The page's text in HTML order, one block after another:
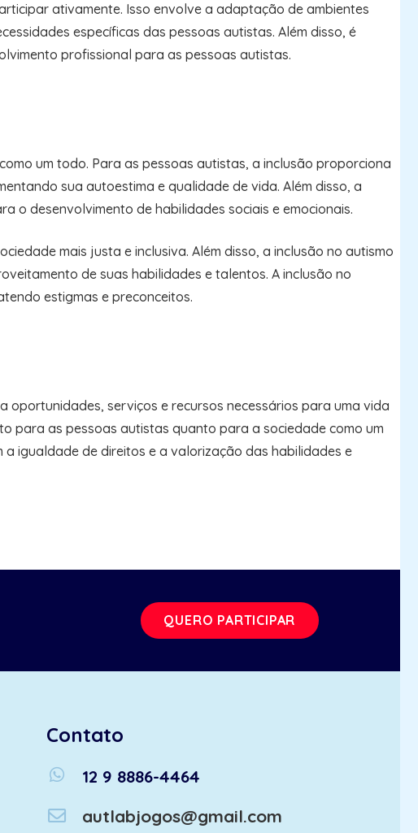
ativamente. Isso envolve a adaptação de ambientes
específicas das pessoas autistas. Além disso, é
profissional para as pessoas autistas.
um todo. Para as pessoas autistas, a inclusão proporciona
sua autoestima e qualidade de vida. Além disso, a
o desenvolvimento de habilidades sociais e emocionais.
mais justa e inclusiva. Além disso, a inclusão no autismo
de suas habilidades e talentos. A inclusão no
estigmas e preconceitos.
oportunidades, serviços e recursos necessários para uma vida
para as pessoas autistas quanto para a sociedade como um
igualdade de direitos e a valorização das habilidades e
QUERO PARTICIPAR
Contato
whatsapp
12 9 8886-4464
autlabjogos@gmail.com